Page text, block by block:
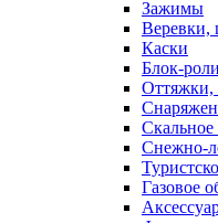
Зажимы
Каски
Блок-
Оттяжки,
Скальное
Снежно-
Газовое